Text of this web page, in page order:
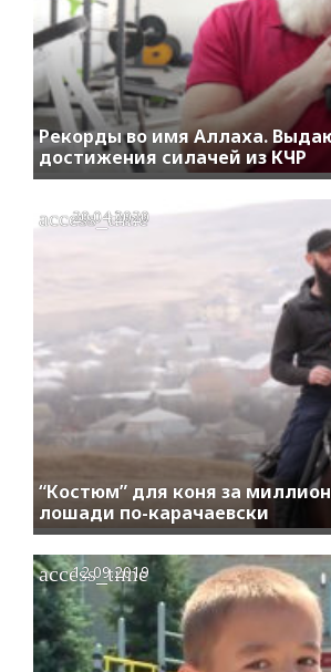
Рекорды во имя Аллаха.
достижения силачей из КЧР
“Костюм” для коня за
лошади по-карачаевски
access_time
20.04.2020
access_time
12.09.2019